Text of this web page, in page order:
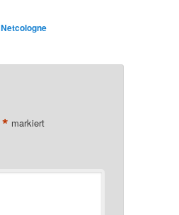
Netcologne
* markiert